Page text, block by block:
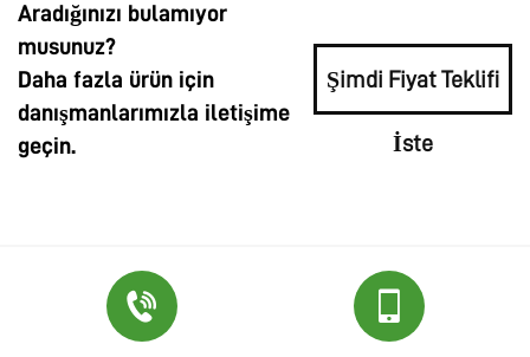
Aradığınızı bulamıyor
musunuz?
Daha fazla ürün için
danışmanlarımızla iletişime
geçin.
Şimdi Fiyat Teklifi
İste